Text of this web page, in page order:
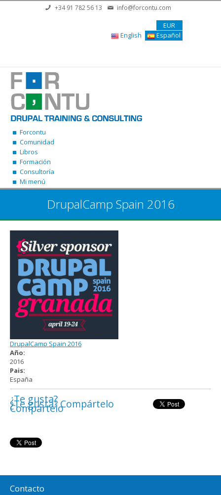
Pasar al contenido principal
+34 91 782 56 13 info@forcontu.com
EUR
English
Español
Forcontu
Comunidad
Libros
Formación
Consultoría
Mi menú
DrupalCamp Spain 2016
DrupalCamp Spain 2016
Año:
2016
Pais:
España
¿Te gusta?
Compártelo
¿Te gusta? Compártelo
Contacto